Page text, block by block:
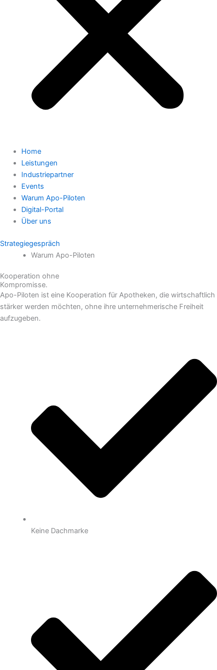
Home
Leistungen
Industriepartner
Events
Warum Apo-Piloten
Digital-Portal
Über uns
Strategiegespräch
Warum Apo-Piloten
Kooperation ohne
Kompromisse.
Apo-Piloten ist eine Kooperation für Apotheken, die wirtschaftlich
stärker werden möchten, ohne ihre unternehmerische Freiheit
aufzugeben.
Keine Dachmarke